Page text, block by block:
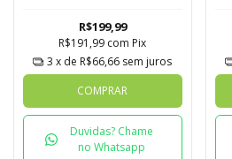
R$199,99
R$191,99 com Pix
3 x de R$66,66 sem juros
COMPRAR
Duvidas? Chame
no Whatsapp